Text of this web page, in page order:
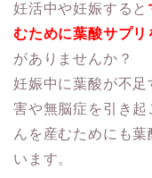
妊活中や妊娠すると
むために葉酸サプリ
がありませんか？
妊娠中に葉酸が不
害や無脳症を引き
んを産むためにも
います。